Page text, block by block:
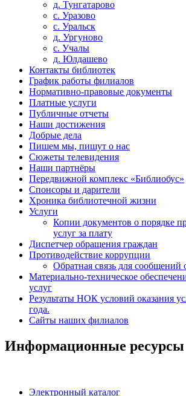
д. Тунгатарово
с. Уразово
с. Уральск
д. Ургуново
с. Учалы
д. Юлдашево
Контакты библиотек
График работы филиалов
Нормативно-правовые документы
Платные услуги
Публичные отчеты
Наши достижения
Добрые дела
Пишем мы, пишут о нас
Сюжеты телевидения
Наши партнёры
Передвижной комплекс «Библиобус»
Спонсоры и дарители
Хроника библиотечной жизни
Услуги
Копии документов о порядке
услуг за плату
Диспетчер обращения граждан
Противодействие коррупции
Обратная связь для сообщений
Материально-техническое
услуг
Результаты НОК условий оказания
года.
Сайты наших филиалов
Информационные ресурсы
Электронный каталог